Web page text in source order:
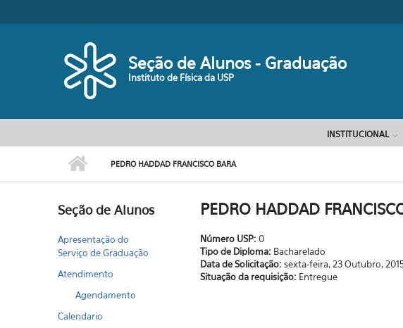
Seção de Alunos - Graduação
Instituto de Física da USP
INSTITUCIONAL
PEDRO HADDAD FRANCISCO BARA
Seção de Alunos
Apresentação do
Serviço de Graduação
Atendimento
Agendamento
Calendario
PEDRO HADDAD
Número USP: 0
Tipo de Diploma: Bacharelado
Data de Solicitação: sexta-feira, 23 Outubro,
Situação da requisição: Entregue